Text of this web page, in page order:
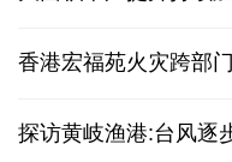
香港宏福苑火灾跨部
探访黄岐渔港:台风逐